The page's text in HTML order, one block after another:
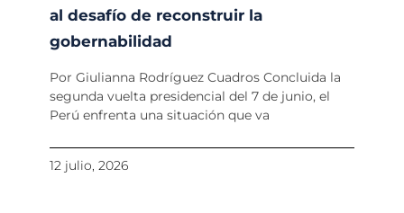
al desafío de reconstruir la
gobernabilidad
Por Giulianna Rodríguez Cuadros Concluida la
segunda vuelta presidencial del 7 de junio, el
Perú enfrenta una situación que va
12 julio, 2026